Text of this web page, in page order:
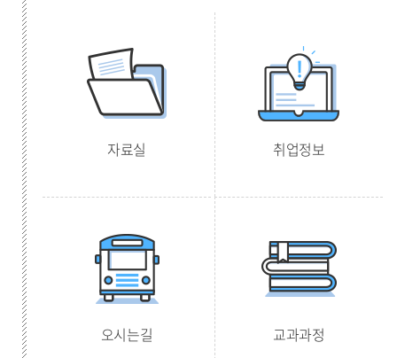
자료실 취업정보
오시는길 교과과정